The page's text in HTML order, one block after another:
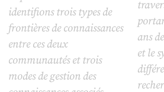
identifions trois types de
frontières de connaissances
entre ces deux
communautés et trois
modes de gestion des
ans
et le